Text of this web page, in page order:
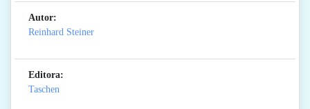
Autor:
Reinhard Steiner
Editora:
Taschen